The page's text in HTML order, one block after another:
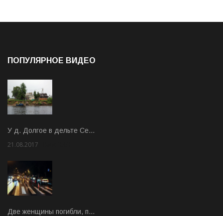
ПОПУЛЯРНОЕ ВИДЕО
У д. Долгое в дельте Се…
21.08.2017
Две женщины погибли, п…